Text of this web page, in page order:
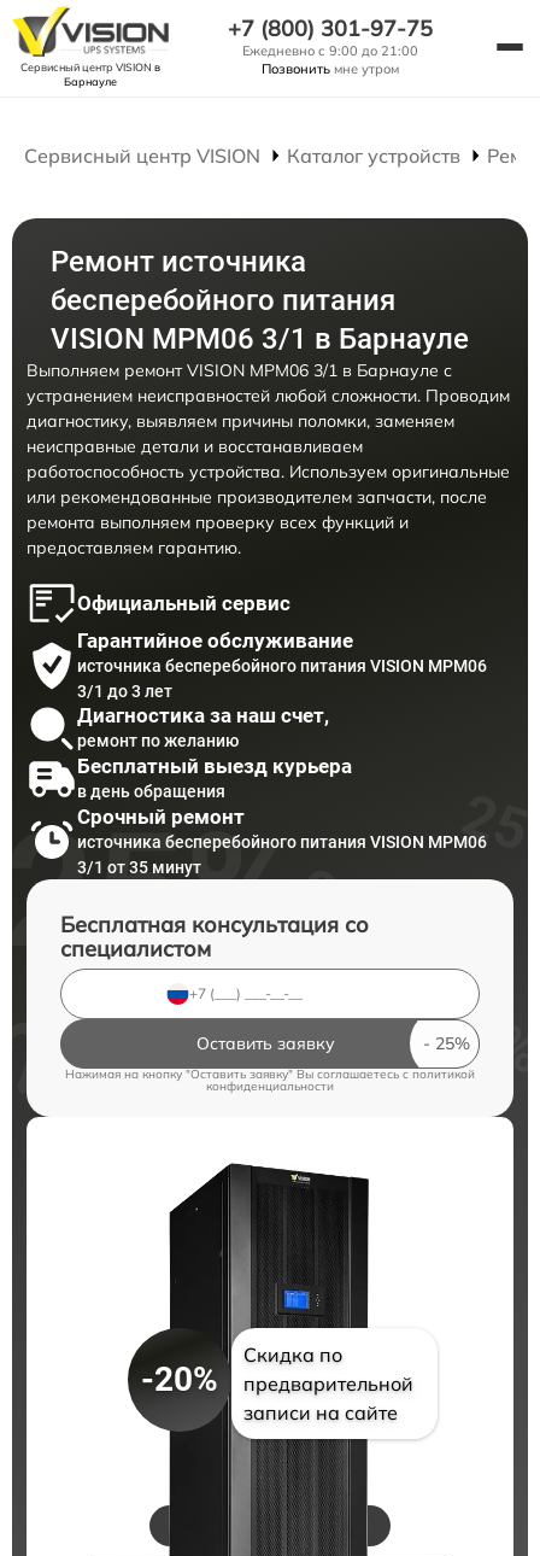
Сервисный центр VISION в
Барнауле
+7 (800) 301-97-75
Ежедневно с 9:00 до 21:00
Позвонить мне утром
Сервисный центр VISION Каталог устройств
Ремонт источника
бесперебойного питания
VISION MPM06 3/1 в Барнауле
Выполняем ремонт VISION MPM06 3/1 в Барнауле с
устранением неисправностей любой сложности. Проводим
диагностику, выявляем причины поломки, заменяем
неисправные детали и восстанавливаем
работоспособность устройства. Используем оригинальные
или рекомендованные производителем запчасти, после
ремонта выполняем проверку всех функций и
предоставляем гарантию.
Официальный сервис
Гарантийное обслуживание
источника бесперебойного питания VISION MPM06
3/1 до 3 лет
Диагностика за наш счет,
ремонт по желанию
Бесплатный выезд курьера
в день обращения
Срочный ремонт
источника бесперебойного питания VISION MPM06
3/1 от 35 минут
Бесплатная консультация со
специалистом
Оставить заявку
Нажимая на кнопку "Оставить заявку" Вы соглашаетесь cполитикой
конфиденциальности
-20%
Скидка по
предварительной
записи на сайте
Цены на ремонт